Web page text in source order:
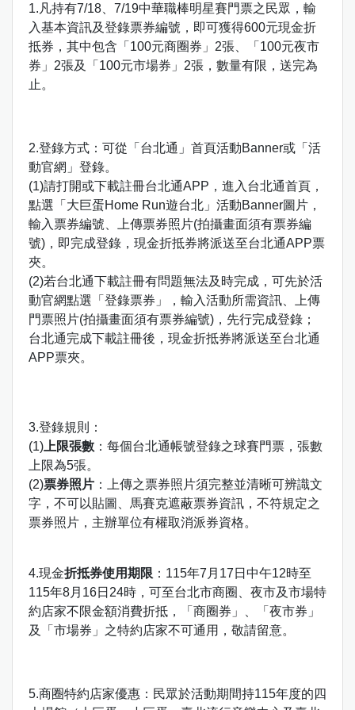
1.凡持有7/18、7/19中華職棒明星賽門票之民眾，輸
入基本資訊及登錄票券編號，即可獲得600元現金折
抵券，其中包含「100元商圈券」2張、「100元夜市
券」2張及「100元市場券」2張，數量有限，送完為
止。
2.登錄方式：可從「台北通」首頁活動Banner或「活
動官網」登錄。
(1)請打開或下載註冊台北通APP，進入台北通首頁，
點選「大巨蛋Home Run遊台北」活動Banner圖片，
輸入票券編號、上傳票券照片(拍攝畫面須有票券編
號)，即完成登錄，現金折抵券將派送至台北通APP票
夾。
(2)若台北通下載註冊有問題無法及時完成，可先於活
動官網點選「登錄票券」，輸入活動所需資訊、上傳
門票照片(拍攝畫面須有票券編號)，先行完成登錄；
台北通完成下載註冊後，現金折抵券將派送至台北通
APP票夾。
3.登錄規則：
(1) 上限張數 ：每個台北通帳號登錄之球賽門票，張數
上限為5張。
(2)票券照片 ：上傳之票券照片須完整並清晰可辨識文
字，不可以貼圖、馬賽克遮蔽票券資訊，不符規定之
票券照片，主辦單位有權取消派券資格。
4.現金折抵券使用期限 ：115年7月17日中午12時至
115年8月16日24時，可至台北市商圈、夜市及市場特
約店家不限金額消費折抵，「商圈券」、「夜市券」
及「市場券」之特約店家不可通用，敬請留意。
5.商圈特約店家優惠：民眾於活動期間持115年度的四